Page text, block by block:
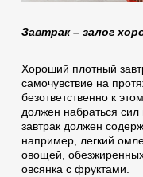
Завтрак – залог
Хороший плотный
самочувствие на
безответственно к
должен набраться сил
завтрак должен
например, легкий
овощей,
овсянка с фруктами.